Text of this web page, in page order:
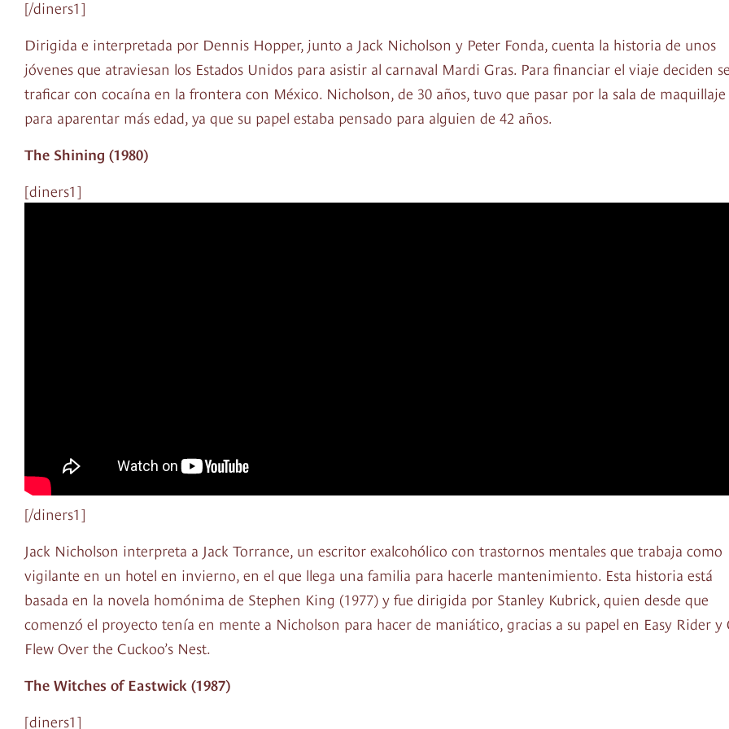
[/diners1]
Dirigida e interpretada por Dennis Hopper, junto a Jack Nicholson y Peter Fonda, cuenta la historia de unos
jóvenes que atraviesan los Estados Unidos para asistir al carnaval Mardi Gras. Para financiar el viaje deciden
traficar con cocaína en la frontera con México. Nicholson, de 30 años, tuvo que pasar por la sala de maquillaje
para aparentar más edad, ya que su papel estaba pensado para alguien de 42 años.
The Shining (1980)
[diners1]
[/diners1]
Jack Nicholson interpreta a Jack Torrance, un escritor exalcohólico con trastornos mentales que trabaja como
vigilante en un hotel en invierno, en el que llega una familia para hacerle mantenimiento. Esta historia está
basada en la novela homónima de Stephen King (1977) y fue dirigida por Stanley Kubrick, quien desde que
comenzó el proyecto tenía en mente a Nicholson para hacer de maniático, gracias a su papel en Easy Rider y
Flew Over the Cuckoo’s Nest.
The Witches of Eastwick (1987)
[diners1]